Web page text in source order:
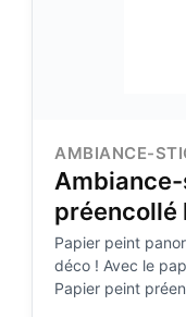
AMBIANCE-
préencollé
abstraits
cm
Papier peint
déco ! Avec le
Papier peint